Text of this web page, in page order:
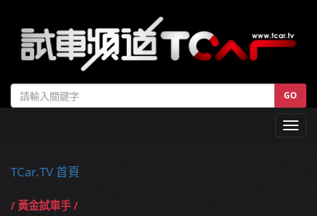
GO
TCar.TV 首頁
/ 黃金試車手 /